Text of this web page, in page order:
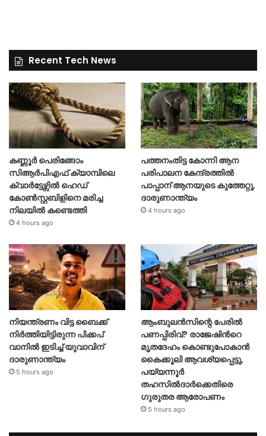
Recent Tech News
കണ്ണൂർ പെരിങ്ങോം
സിആർപിഎഫ് ക്യാമ്പിലെ
ക്വാർട്ടേഴ്സിൽ ഹെഡ്
കോൺസ്റ്റബിളിനെ മരിച്ച
നിലയിൽ കണ്ടെത്തി
4 hours ago
പത്തനംതിട്ട കോന്നി ആന
പരിപാലന കേന്ദ്രത്തിൽ
പാപ്പാന് ആനയുടെ കുത്തേറ്റു,
ദാരുണാന്ത്യം
4 hours ago
നിയന്ത്രണം വിട്ട ബൈക്ക്
നിർത്തിയിട്ടിരുന്ന പിക്കപ്
വാനിൽ ഇടിച്ച് യുവാവിന്
ദാരുണാന്ത്യം
5 hours ago
ആംബുലൻസിന്റെ പേരിൽ
പണപ്പിരിവ്? രാജേഷിന്‍റെ
മൃതദേഹം കൊണ്ടുപോകാൻ
കൈക്കൂലി ആവശ്യപ്പെട്ടു,
പയ്യന്നൂർ
തഹസിൽദാർക്കെതിരെ
ഗുരുതര ആരോപണം
5 hours ago